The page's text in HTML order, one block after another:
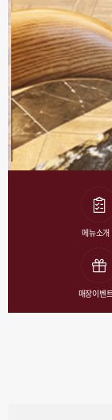
메뉴소개
매장이벤